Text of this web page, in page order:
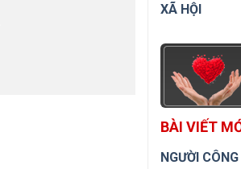
XÃ HỘI
BÀI VIẾT
NGƯỜI